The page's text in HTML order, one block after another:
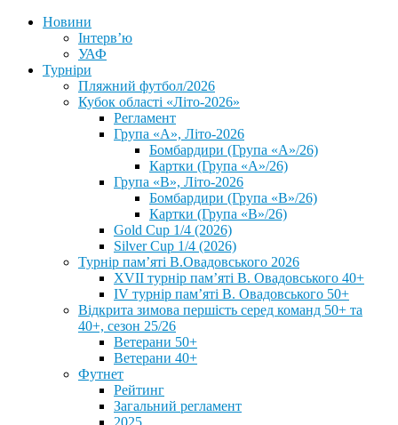
Новини
Інтерв’ю
УАФ
Турніри
Пляжний футбол/2026
Кубок області «Літо-2026»
Регламент
Група «А», Літо-2026
Бомбардири (Група «А»/26)
Картки (Група «А»/26)
Група «В», Літо-2026
Бомбардири (Група «В»/26)
Картки (Група «В»/26)
Gold Cup 1/4 (2026)
Silver Cup 1/4 (2026)
Турнір пам’яті В.Овадовського 2026
XVII турнір пам’яті В. Овадовського 40+
IV турнір пам’яті В. Овадовського 50+
Відкрита зимова першість серед команд 50+ та
40+, сезон 25/26
Ветерани 50+
Ветерани 40+
Футнет
Рейтинг
Загальний регламент
2025